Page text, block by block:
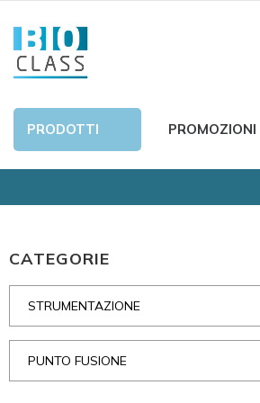
PRODOTTI PROMOZIONI
CATEGORIE